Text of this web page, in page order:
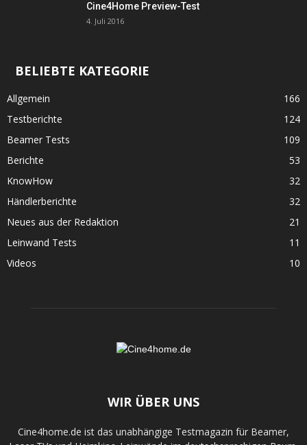
Cine4Home Preview-Test
4. Juli 2016
BELIEBTE KATEGORIE
Allgemein
166
Testberichte
124
Beamer Tests
109
Berichte
53
KnowHow
32
Händlerberichte
32
Neues aus der Redaktion
21
Leinwand Tests
11
Videos
10
WIR ÜBER UNS
Cine4home.de ist das unabhängige Testmagazin für Beamer,